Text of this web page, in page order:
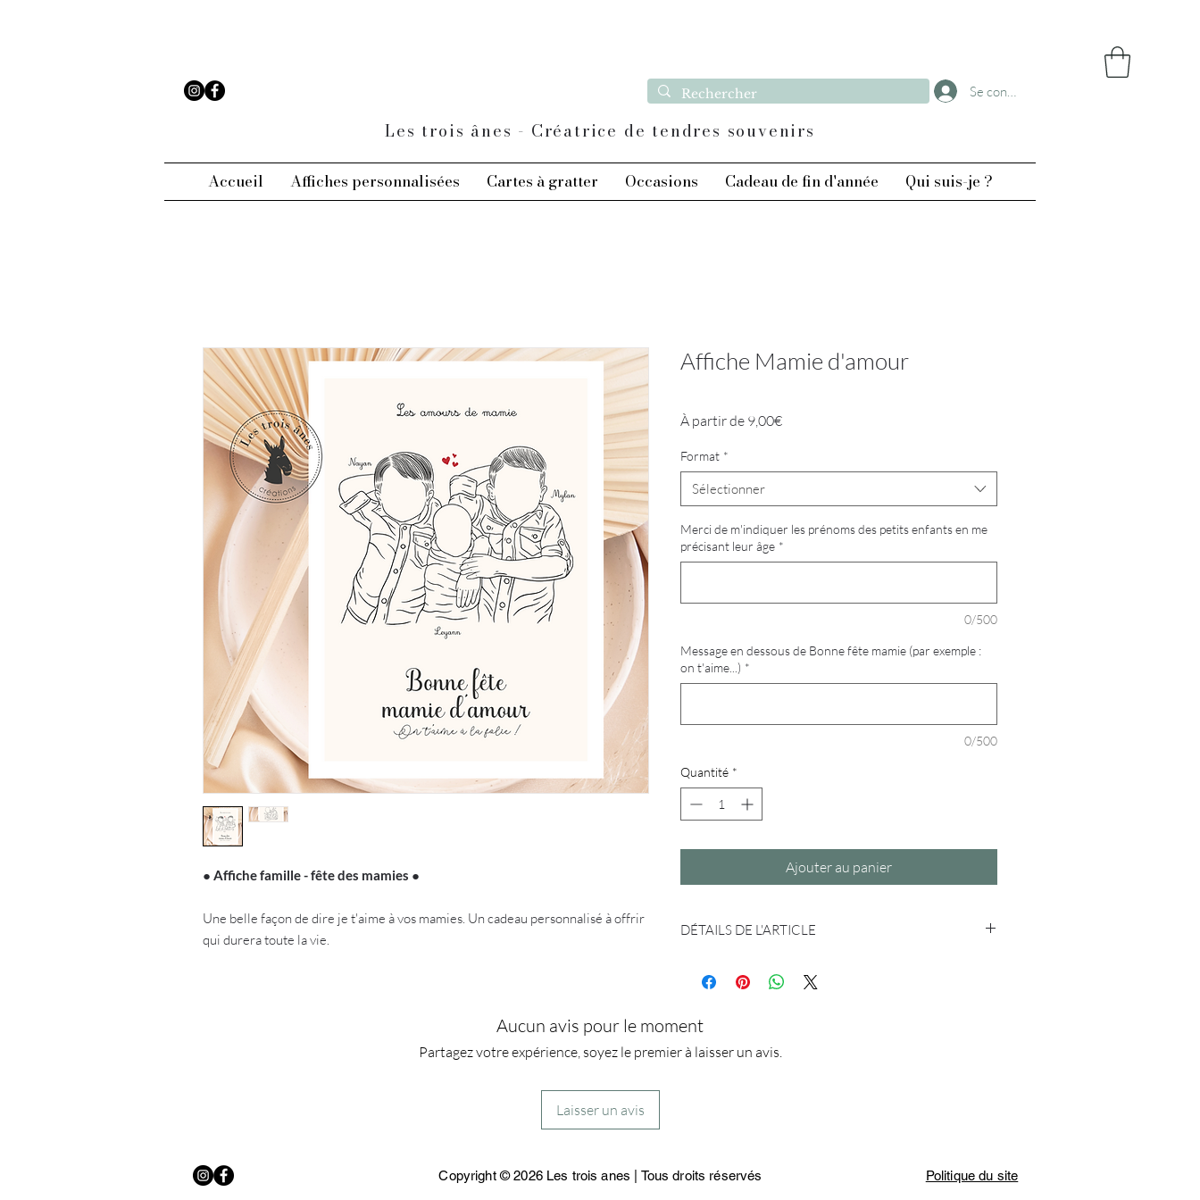
Accueil Affiches personnalisées Cartes à gratter Occasions Cadeau de fin d'année Qui suis-je ?
Les trois ânes - Créatrice de tendres souvenirs
Se connecter
● Affiche famille - fête des mamies ●
Une belle façon de dire je t'aime à vos mamies. Un cadeau personnalisé à offrir
qui durera toute la vie.
Affiche Mamie d'amour
À partir de 9,00€Prix
Format *
Sélectionner
Merci de m'indiquer les prénoms des petits enfants en me
précisant leur âge *
0/500
Message en dessous de Bonne fête mamie (par exemple :
on t'aime...) *
0/500
Quantité *
Ajouter au panier
DÉTAILS DE L'ARTICLE
Impression au format A4 ou A3 sur papier de qualité 250g
livraison pour l'option impression
Aucun avis pour le moment
Partagez votre expérience, soyez le premier à laisser un avis.
Laisser un avis
Copyright © 2026 Les trois anes | Tous droits réservés Politique du site